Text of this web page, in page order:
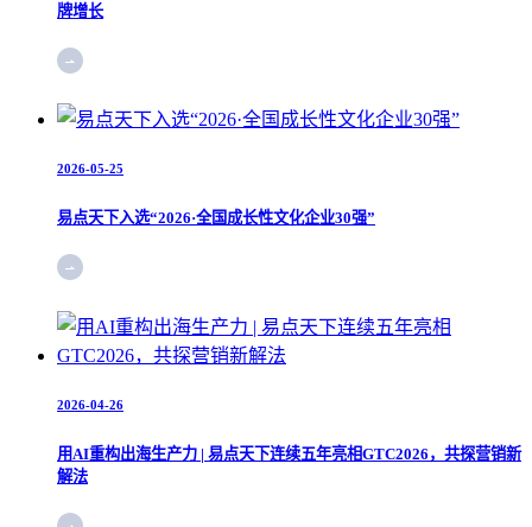
牌增长
2026-05-25
易点天下入选“2026·全国成长性文化企业30强”
2026-04-26
用AI重构出海生产力 | 易点天下连续五年亮相GTC2026，共探营销新
解法